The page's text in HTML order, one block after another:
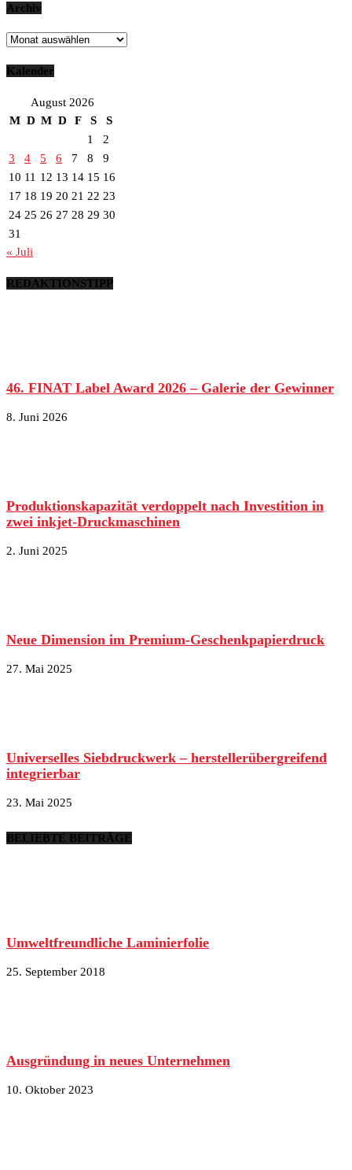
Archiv
Archiv
Kalender
August 2026
M D M D F S
S
1
2
3
4 5 6 7 8
9
10 11 12 13 14 15 16
17 18 19 20 21 22 23
24 25 26 27 28 29 30
31
« Juli
REDAKTIONSTIPP
46. FINAT Label Award 2026 – Galerie der Gewinner
8. Juni 2026
Produktionskapazität verdoppelt nach Investition in
zwei inkjet-Druckmaschinen
2. Juni 2025
Neue Dimension im Premium-Geschenkpapierdruck
27. Mai 2025
Universelles Siebdruckwerk – herstellerübergreifend
integrierbar
23. Mai 2025
BELIEBTE BEITRÄGE
Umweltfreundliche Laminierfolie
25. September 2018
Ausgründung in neues Unternehmen
10. Oktober 2023